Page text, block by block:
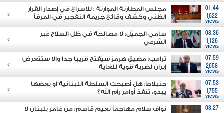
01:44
1622
views
مجلس المطارنة الموارنة : للاسراع في إصدار القرار
الظني وكشف وقائع جريمة التفجير في المرفأ
08:36
1126
views
سامي الجميّل: لا مصالحة في ظل السلاح غير
الشرعي
07:59
2658
views
ترامب: مضيق هرمز سيُفتح قريبا جدا وإلا ستتعرض
إيران لضربة قوية للغاية
07:53
1755
views
جنبلاط: هل أصبحت السلطة اللبنانية او بعضها
يبدو، تنفذ أوامر رام الله؟
03:27
نواف سلام مهاجماً نعيم قاسم: من غامر بلبنان لا